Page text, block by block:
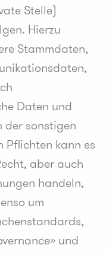
Stelle)
Hierzu
Stammdaten,
Daten und
der sonstigen
Pflichten kann es
aber auch
handeln,
um
und